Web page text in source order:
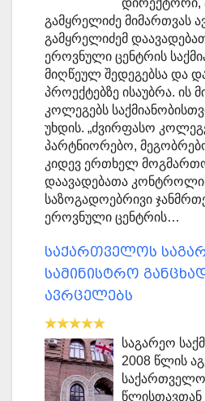
დირექტორი,
გამყრელიძე მიმართვას
გამყრელიძემ
ეროვნული ცენტრის
მიღწეულ შედეგებსა და
პროექტებზე ისაუბრა. ის
კოლეგებს
უხდის. „ძვირფასო
პარტნიორებო,
კიდევ ერთხელ
დაავადებათა
საზოგადოებრივი
ეროვნული ცენტრის…
საქართველოს
სამინისტრო
ავრცელებს
საგარეო
2008 წლის
წლისთავთან